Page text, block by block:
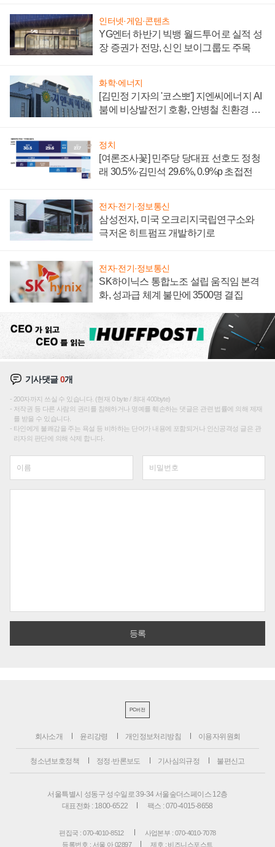
인터넷·게임·콘텐츠
YG엔터 하반기 빅뱅 월드투어로 실적 성
장 증권가 전망, 신인 보이그룹도 주목
화학·에너지
[김민정 기자의 '코스뽀'] 지엔씨에너지 AI
붐에 비상발전기 호황, 안병철 친환경 에
정치
[여론조사꽃] 민주당 당대표 선호도 정청
래 30.5%·김민석 29.6%, 0.9%p 초접전
전자·전기·정보통신
삼성전자, 미국 오크리지국립연구소와
극저온 히트펌프 개발하기로
전자·전기·정보통신
SK하이닉스 통합노조 설립 움직임 본격
화, 성과급 체계 불만에 3500명 결집
기사댓글0개
200자까지 쓰실 수 있습니다. (현재 0 byte / 최대 400byte)
저작권 등 다른 사람의 권리를 침해하거나 명예를 훼손하는 댓글은 관련 법률에 의해 제재
를 받을 수 있습니다.
타인에게 불쾌감을 주는 욕설 등 비하하는 단어가 내용에 포함되거나 인신공격성 글은 관
리자의 판단에 의해 삭제 합니다.
PC버전
회사소개 윤리강령 개인정보처리방침 이용자위원회
청소년보호정책 정정·반론보도 기사심의규정 불편신고
서울특별시 성동구 성수일로 39-34 서울숲더스페이스 12층
대표전화 : 1800-6522
팩스 : 070-4015-8658
편집국 : 070-4010-8512
사업본부 : 070-4010-7078
등록번호 : 서울 아 02897
제호 : 비즈니스포스트